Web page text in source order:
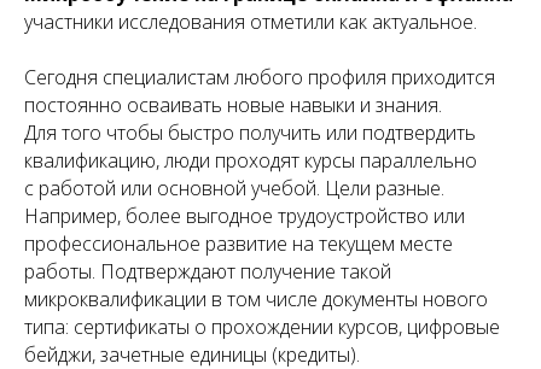
участники исследования отметили как актуальное.
Сегодня специалистам любого профиля приходится
постоянно осваивать новые навыки и знания.
Для того чтобы быстро получить или подтвердить
квалификацию, люди проходят курсы параллельно
с работой или основной учебой. Цели разные.
Например, более выгодное трудоустройство или
профессиональное развитие на текущем месте
работы. Подтверждают получение такой
микроквалификации в том числе документы нового
типа: сертификаты о прохождении курсов, цифровые
бейджи, зачетные единицы (кредиты).